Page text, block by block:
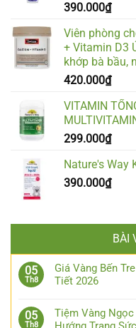
390.000₫
Viên phòng
+ Vitamin D3
khớp bà bầu,
420.000₫
VITAMIN
299.000₫
Nature's Way
390.000₫
BÀI
05
Th8
Giá Vàng Bến
Tiết 2026
05
Th8
Tiệm Vàng Ngọc